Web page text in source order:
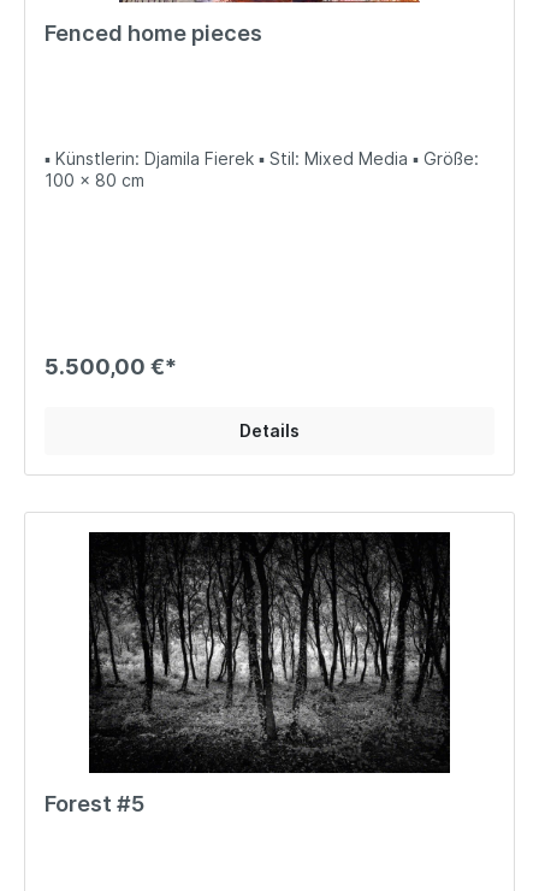
Fenced home pieces
▪ Künstlerin: Djamila Fierek ▪ Stil: Mixed Media ▪ Größe:
100 x 80 cm
5.500,00 €*
Details
Forest #5